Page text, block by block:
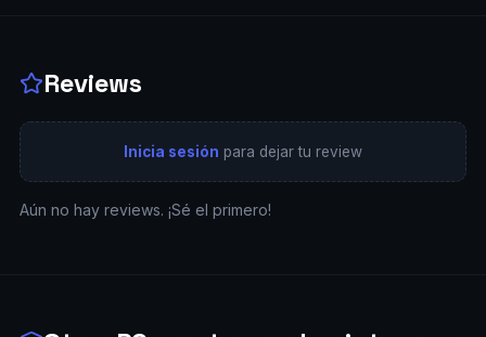
Reviews
Inicia sesión para dejar tu review
Aún no hay reviews. ¡Sé el primero!